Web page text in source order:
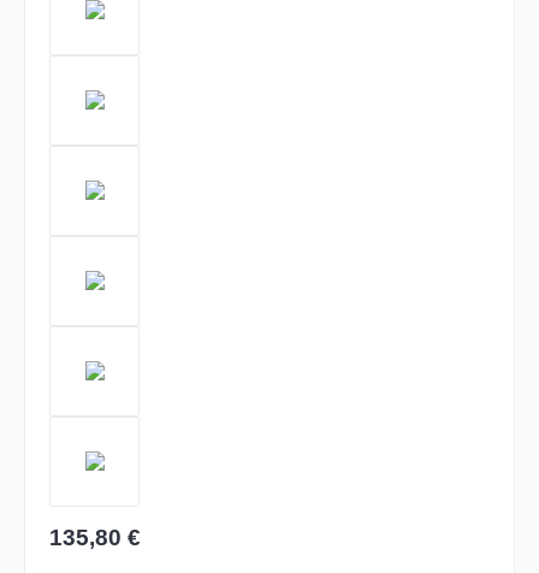
135,80 €